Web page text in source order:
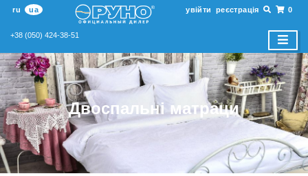
ru ua увійти реєстрація 0
+38 (050) 424-38-51
Двоспальні матраци